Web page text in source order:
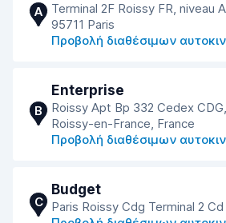
A
Terminal 2F Roissy FR, niveau
95711 Paris
Προβολή διαθέσιμων
B
Enterprise
Roissy Apt Bp 332 Cedex
Roissy-en-France, France
Προβολή διαθέσιμων
C
Budget
Paris Roissy Cdg Terminal 2 Cd